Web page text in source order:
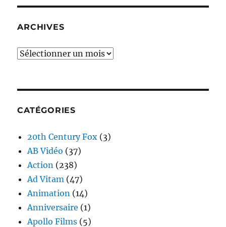
ARCHIVES
Archives
CATÉGORIES
20th Century Fox (3)
AB Vidéo (37)
Action (238)
Ad Vitam (47)
Animation (14)
Anniversaire (1)
Apollo Films (5)